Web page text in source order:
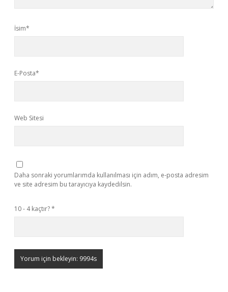
İsim*
E-Posta*
Web Sitesi
Daha sonraki yorumlarımda kullanılması için adım, e-posta adresim
ve site adresim bu tarayıcıya kaydedilsin.
10 - 4 kaçtır?*